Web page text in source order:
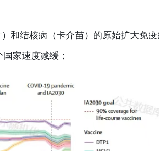
和结核病（卡介苗）的原始扩大免
家速度减缓；